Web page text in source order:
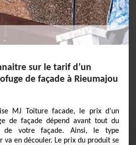
sur le tarif d’un
de façade à Rieumajou
MJ Toiture facade, le prix d’un
de façade dépend avant tout du
de votre façade. Ainsi, le type
va en découler. Le prix du produit se